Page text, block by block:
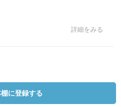
詳細をみる
に登録する